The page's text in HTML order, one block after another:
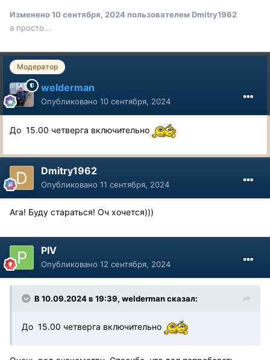
Изменено10 сентября, 2024пользователем Dmitry1962
а просто...
Модератор
welderman
Опубликовано 10 сентября, 2024
До 15.00 четверга включительно
Dmitry1962
Опубликовано 11 сентября, 2024
Ага! Буду стараться! Оч хочется)))
PIV
Опубликовано 12 сентября, 2024
В 10.09.2024 в 19:39, weldermanсказал:
До 15.00 четверга включительно